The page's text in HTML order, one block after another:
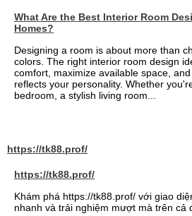
What Are the Best Interior Room
Homes?
Designing a room is about more than
colors. The right interior room design
comfort, maximize available space,
reflects your personality. Whether
bedroom, a stylish living room...
https://tk88.prof/
https://tk88.prof/
Khám phá https://tk88.prof/ với giao
nhanh và trải nghiệm mượt mà trên cả